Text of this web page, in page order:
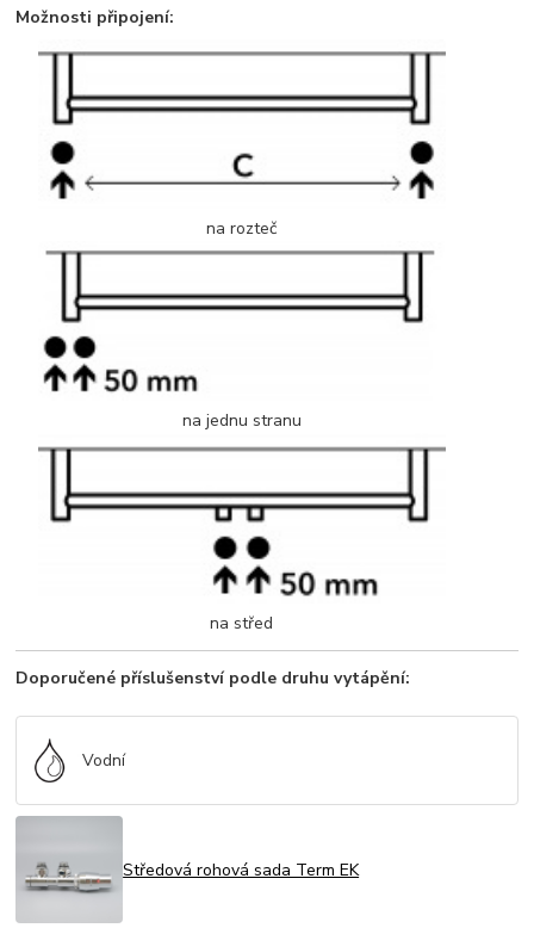
Možnosti připojení:
na rozteč
na jednu stranu
na střed
Doporučené příslušenství podle druhu vytápění:
Vodní
Středová rohová sada Term EK